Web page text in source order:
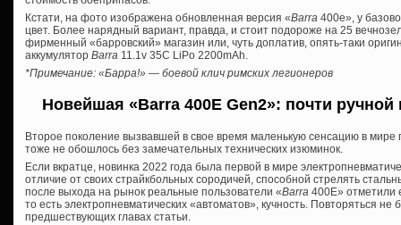
Кстати, на фото изображена обновленная версия «Barra 400e», у
цвет. Более нарядный вариант, правда, и стоит подороже на 25
фирменный «барровский» магазин или, чуть доплатив, опять-таки
аккумулятор Barra 11.1v 35C LiPo 2200mAh.
*Примечание: «Барра!» — боевой клич римских легионеров
Новейшая «Barra 400E Gen2»: почти ручной
Второе поколение вызвавшей в свое время маленькую сенсацию в мире
тоже не обошлось без замечательных технических изюминок.
Если вкратце, новинка 2022 года была первой в мире
отличие от своих страйкбольных сородичей, способной стрелять
после выхода на рынок реальные пользователи «Barra 400E» отметили
то есть электропневматических «автоматов», кучность. Повторяться
предшествующих главах статьи.